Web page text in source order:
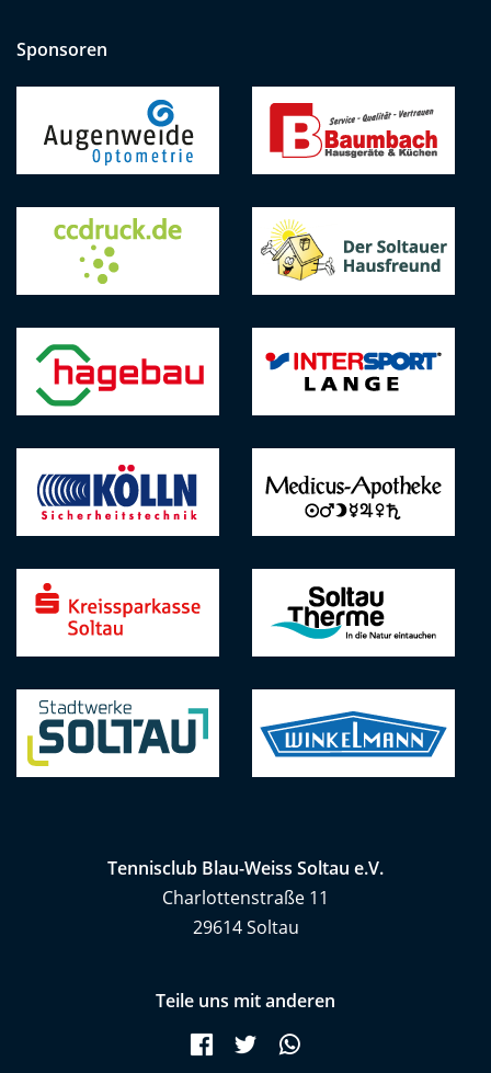
Sponsoren
Tennisclub Blau-Weiss Soltau e.V.
Charlottenstraße 11
29614 Soltau
Teile uns mit anderen
Facebook
Twitter